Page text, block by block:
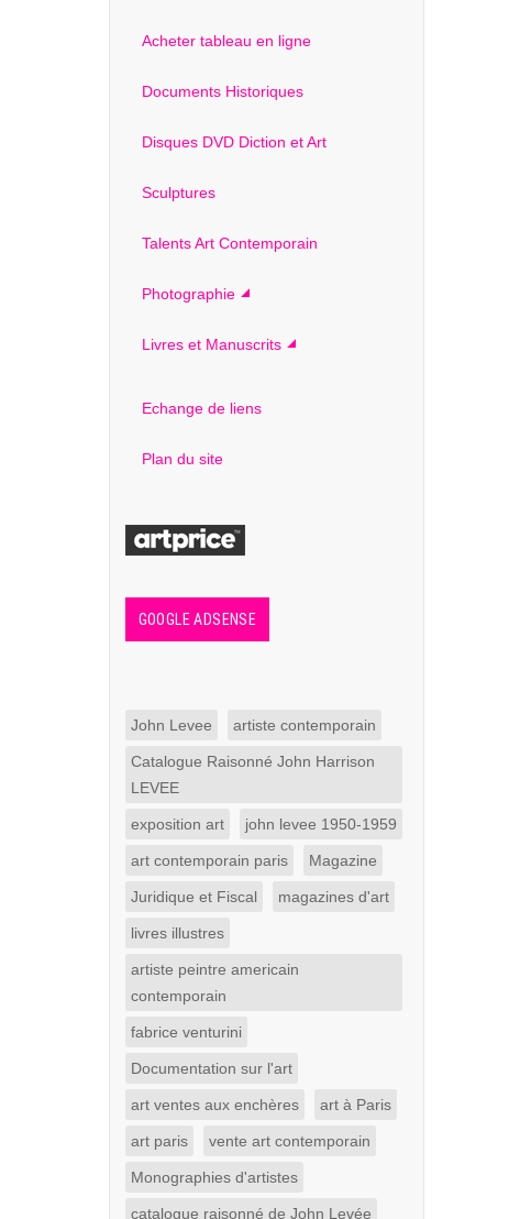
Acheter tableau en ligne
Documents Historiques
Disques DVD Diction et Art
Sculptures
Talents Art Contemporain
Photographie
Livres et Manuscrits
Echange de liens
Plan du site
GOOGLE ADSENSE
John Levee artiste contemporain
Catalogue Raisonné John Harrison
LEVEE
exposition art john levee 1950-1959
art contemporain paris Magazine
Juridique et Fiscal magazines d'art
livres illustres
artiste peintre americain
contemporain
fabrice venturini
Documentation sur l'art
art ventes aux enchères art à Paris
art paris vente art contemporain
Monographies d'artistes
catalogue raisonné de John Levée